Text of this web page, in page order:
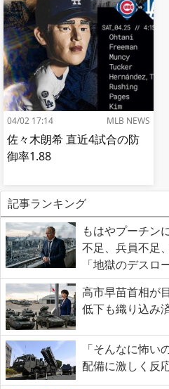
04/02 17:14 MLB NEWS
佐々木朗希 直近4試合の防
御率1.88
記事ランキング
もはやプーチン
不足、兵員不足
「地獄のデスロ
高市早苗首相が
低下も織り込み
「そんなに怖い
配備に激しく反